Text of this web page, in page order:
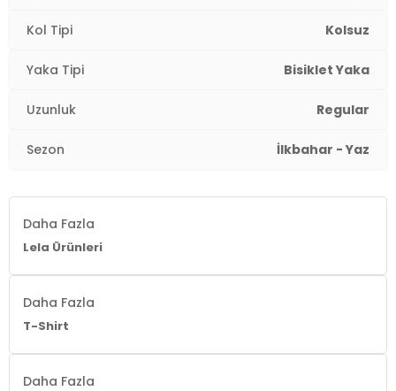
Boy:Standart
Uzunluk:Regular
Kalıp Bilgisi:
Yaş Grubu:
2DY5864019.10
Kol Tipi Kolsuz
Yaka Tipi Bisiklet Yaka
Uzunluk Regular
Sezon İlkbahar - Yaz
Daha Fazla
Lela Ürünleri
Daha Fazla
T-Shirt
Daha Fazla